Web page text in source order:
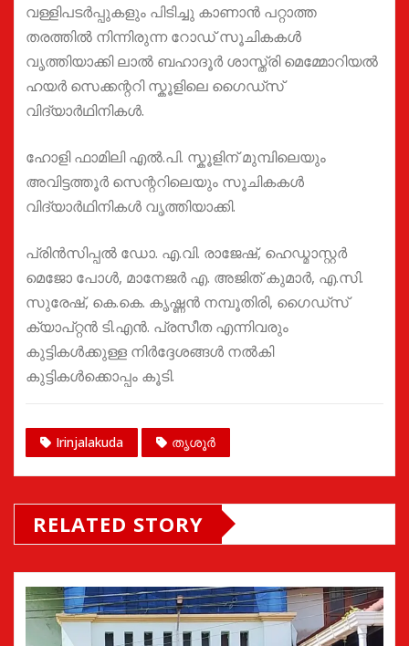
വള്ളിപടർപ്പുകളും പിടിച്ചു കാണാൻ പറ്റാത്ത
തരത്തിൽ നിന്നിരുന്ന റോഡ് സൂചികകൾ
വൃത്തിയാക്കി ലാൽ ബഹാദൂർ ശാസ്ത്രി മെമ്മോറിയൽ
ഹയർ സെക്കന്ററി സ്കൂളിലെ ഗൈഡ്സ്
വിദ്യാർഥിനികൾ.
ഹോളി ഫാമിലി എൽ.പി. സ്കൂളിന് മുമ്പിലെയും
അവിട്ടത്തൂർ സെന്ററിലെയും സൂചികകൾ
വിദ്യാർഥിനികൾ വൃത്തിയാക്കി.
പ്രിൻസിപ്പൽ ഡോ. എ.വി. രാജേഷ്, ഹെഡ്മാസ്റ്റർ
മെജോ പോൾ, മാനേജർ എ. അജിത് കുമാർ, എ.സി.
സുരേഷ്, കെ.കെ. കൃഷ്ണൻ നമ്പൂതിരി, ഗൈഡ്സ്
ക്യാപ്റ്റൻ ടി.എൻ. പ്രസീത എന്നിവരും
കുട്ടികൾക്കുള്ള നിർദ്ദേശങ്ങൾ നൽകി
കുട്ടികൾക്കൊപ്പം കൂടി.
Irinjalakuda തൃശൂർ
RELATED STORY